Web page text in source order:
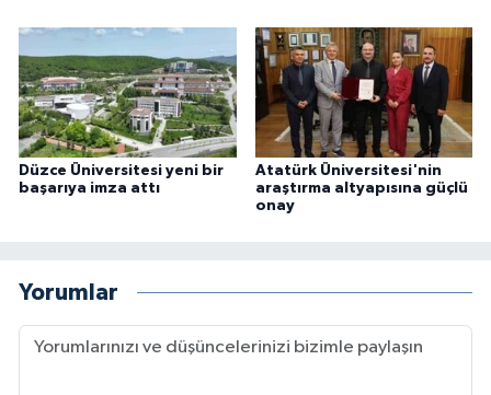
Düzce Üniversitesi yeni bir
başarıya imza attı
Atatürk Üniversitesi'nin
araştırma altyapısına güçlü
onay
Yorumlar